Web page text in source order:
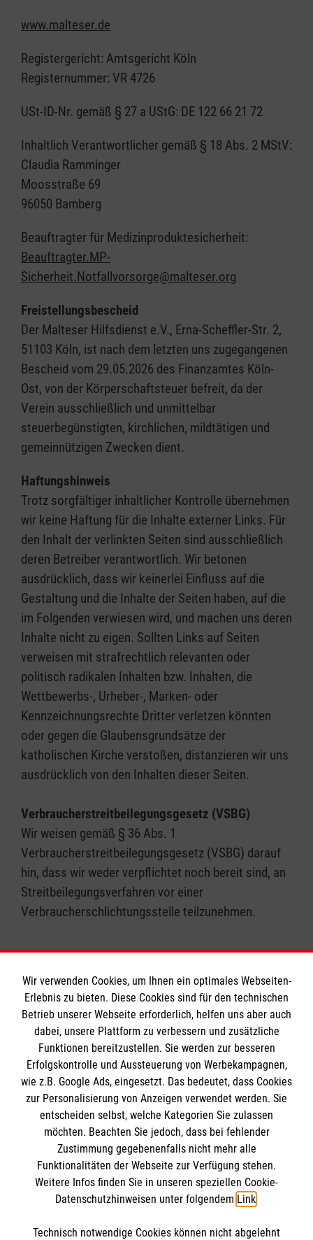
www.malteser.de
Registergericht: Amtsgericht Köln
Registernummer: VR 4726
USt-ID-Nr. gemäß § 27 a UStG: DE 122 66 21 72
Inhaltlich Verantwortlicher gemäß § 18 Abs. 2 MStV:
Claudia Ramminger
Moosstraße 69
96050 Bamberg
Beauftragter für Medizinproduktesicherheit:
Beauftragter.MP-
Sicherheit.Notfallvorsorge@malteser.org
Freistellungsbescheid
Der Malteser Hilfsdienst e.V., Erna-Scheffler-Str. 2,
51103 Köln, ist nach dem letzten uns zugegangenen
Bescheid vom 29.05.2026 des Finanzamtes Köln-
Ost, von der Körperschaftsteuer befreit, da der
Verein ausschließlich und unmittelbar
steuerbegünstigten, kirchlichen, mildtätigen und
gemeinnützigen Zwecken dient.
Haftungshinweis
Trotz sorgfältiger inhaltlicher Kontrolle übernehmen
wir keine Haftung für die Inhalte externer Links. Für
den Inhalt der verlinkten Seiten sind ausschließlich
deren Betreiber verantwortlich. Wir betonen
ausdrücklich, dass wir keinerlei Einfluss auf die
Gestaltung und die Inhalte der Seiten haben, auf die
im Folgenden verwiesen wird, und machen uns deren
Inhalte nicht zu eigen. Sollten Links auf Seiten
verweisen mit strafrechtlich relevanten oder
politisch radikalen Inhalten bzw. Inhalten, die
Wettbewerbs-, Urheber-, Marken- oder
Kennzeichnungsrechte Dritter verletzen könnten
oder gegen die Glaubensgrundsätze der
katholischen Kirche verstoßen, distanzieren wir uns
ausdrücklich von den Inhalten dieser Seiten.
Verbraucherstreitbeilegungsgesetz (VSBG)
Wir weisen gemäß § 36 Abs. 1
Verbraucherstreitbeilegungsgesetz (VSBG) darauf
hin, dass wir weder verpflichtet noch bereit sind, an
Streitbeilegungsverfahren vor einer
Verbraucherschlichtungsstelle teilzunehmen.
Informationen
A-Z
Presse
Impressum
Datenschutz
Barrierefreiheit
Die Malteser
Malteser im Erzbistum Bamberg
Malteser in Deutschland
Malteserorden
Spendenkonto
Wir verwenden Cookies, um Ihnen ein optimales Webseiten-
Erlebnis zu bieten. Diese Cookies sind für den technischen
Betrieb unserer Webseite erforderlich, helfen uns aber auch
dabei, unsere Plattform zu verbessern und zusätzliche
Funktionen bereitzustellen. Sie werden zur besseren
Erfolgskontrolle und Aussteuerung von Werbekampagnen,
wie z.B. Google Ads, eingesetzt. Das bedeutet, dass Cookies
zur Personalisierung von Anzeigen verwendet werden. Sie
entscheiden selbst, welche Kategorien Sie zulassen
möchten. Beachten Sie jedoch, dass bei fehlender
Zustimmung gegebenenfalls nicht mehr alle
Funktionalitäten der Webseite zur Verfügung stehen.
Weitere Infos finden Sie in unseren speziellen Cookie-
Datenschutzhinweisen unter folgendem Link.
Technisch notwendige Cookies können nicht abgelehnt